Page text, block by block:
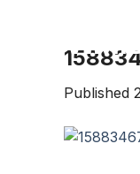
Published